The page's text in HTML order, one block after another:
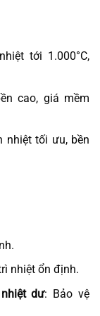
tới 1.000°C,
cao, giá mềm
nhiệt tối ưu, bền
nhiệt ổn định.
dư: Bảo vệ